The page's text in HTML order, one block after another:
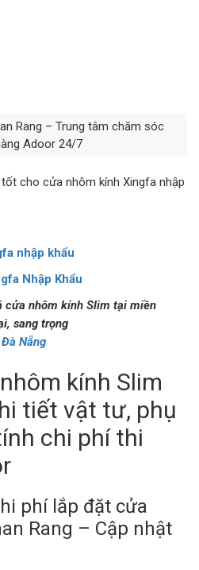
Rang – Trung tâm chăm sóc
Adoor 24/7
cho cửa nhôm kính Xingfa nhập
nhập khẩu
Nhập Khẩu
cửa nhôm kính Slim tại miền
sang trọng
Nẵng
kính Slim
tiết vật tư, phụ
chi phí thi
phí lắp đặt cửa
Rang – Cập nhật